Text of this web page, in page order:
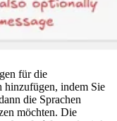
für die
hinzufügen, indem Sie
die Sprachen
möchten. Die